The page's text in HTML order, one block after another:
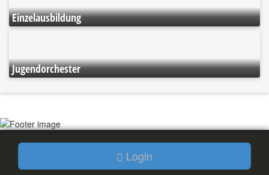
Einzelausbildung
Jugendorchester
Login